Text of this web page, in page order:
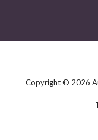
Copyright © 2026